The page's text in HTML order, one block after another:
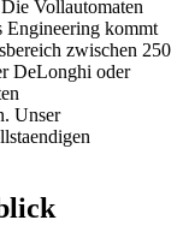
Vollautomaten
Engineering kommt
zwischen 250
DeLonghi oder
Unser